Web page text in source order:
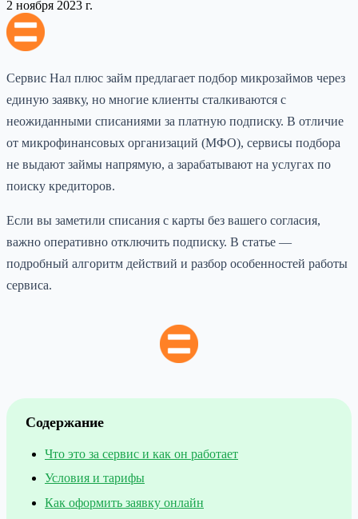
2 ноября 2023 г.
Сервис Нал плюс займ предлагает подбор микрозаймов через
единую заявку, но многие клиенты сталкиваются с
неожиданными списаниями за платную подписку. В отличие
от микрофинансовых организаций (МФО), сервисы подбора
не выдают займы напрямую, а зарабатывают на услугах по
поиску кредиторов.
Если вы заметили списания с карты без вашего согласия,
важно оперативно отключить подписку. В статье —
подробный алгоритм действий и разбор особенностей работы
сервиса.
Содержание
Что это за сервис и как он работает
Условия и тарифы
Как оформить заявку онлайн